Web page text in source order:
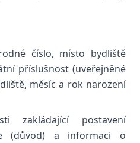
číslo, místo bydliště
příslušnost (uveřejněné
měsíc a rok narození
zakládající postavení
(důvod) a informaci o